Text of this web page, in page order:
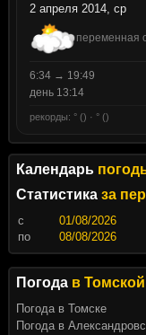
2 апреля 2014, ср
переменная
6:34 → 19:49
день 13:14
рекорды: ° () · ° ()
Календарь
Статистика за
c
по
Погода в
Погода в Томске
Погода в